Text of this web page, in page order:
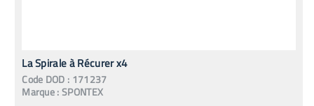
La Spirale à Récurer x4
Code DOD : 171237
Marque :SPONTEX